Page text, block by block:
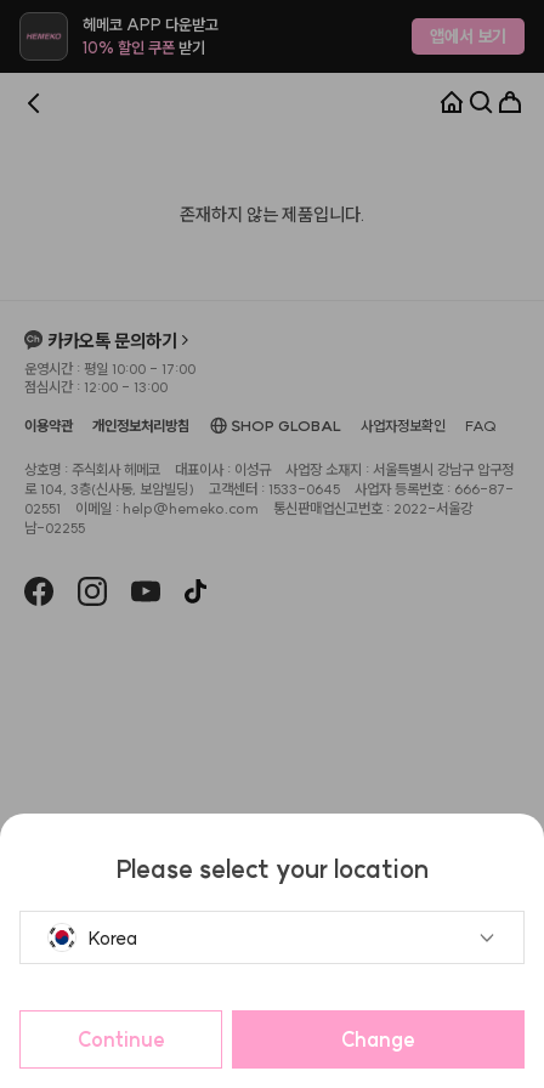
헤메코 APP 다운받고
10% 할인 쿠폰받기 앱에서 보기
존재하지 않는 제품입니다.
카카오톡 문의하기
운영시간 : 평일 10:00 - 17:00
점심시간 : 12:00 - 13:00
이용약관 개인정보처리방침 SHOP GLOBAL 사업자정보확인 FAQ
상호명 : 주식회사 헤메코 대표이사 : 이성규
사업장 소재지 : 서울특별시 강남구 압구정
로 104, 3층(신사동, 보암빌딩)
고객센터 : 1533-0645
사업자 등록번호 : 666-87-
02551
이메일 : help@hemeko.com
통신판매업신고번호 : 2022-서울강
남-02255
Please select your location
Korea
Continue Change